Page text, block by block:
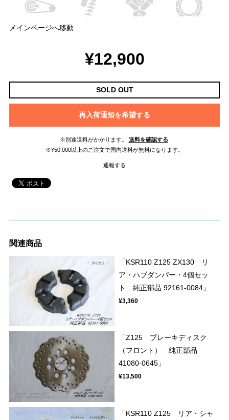
メインページへ移動
¥12,900
SOLD OUT
再入荷通知を希望する
※別途送料がかかります。
送料を確認する
※¥50,000以上のご注文で国内送料が無料になります。
通報する
関連商品
「KSR110 Z125 ZX130 リ
ア・ハブダンパー・4個セッ
ト 純正部品 92161-0084」
¥3,360
「Z125 ブレーキディスク
（フロント） 純正部品
41080-0645」
¥13,500
「KSR110 Z125 リア・シャ